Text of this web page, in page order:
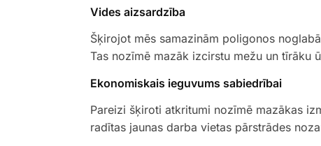
Vides aizsardzība
Šķirojot mēs samazinām poligonos
Tas nozīmē mazāk izcirstu mežu un tīrāku
Ekonomiskais ieguvums sabiedrībai
Pareizi šķiroti atkritumi nozīmē mazākas
radītas jaunas darba vietas pārstrādes